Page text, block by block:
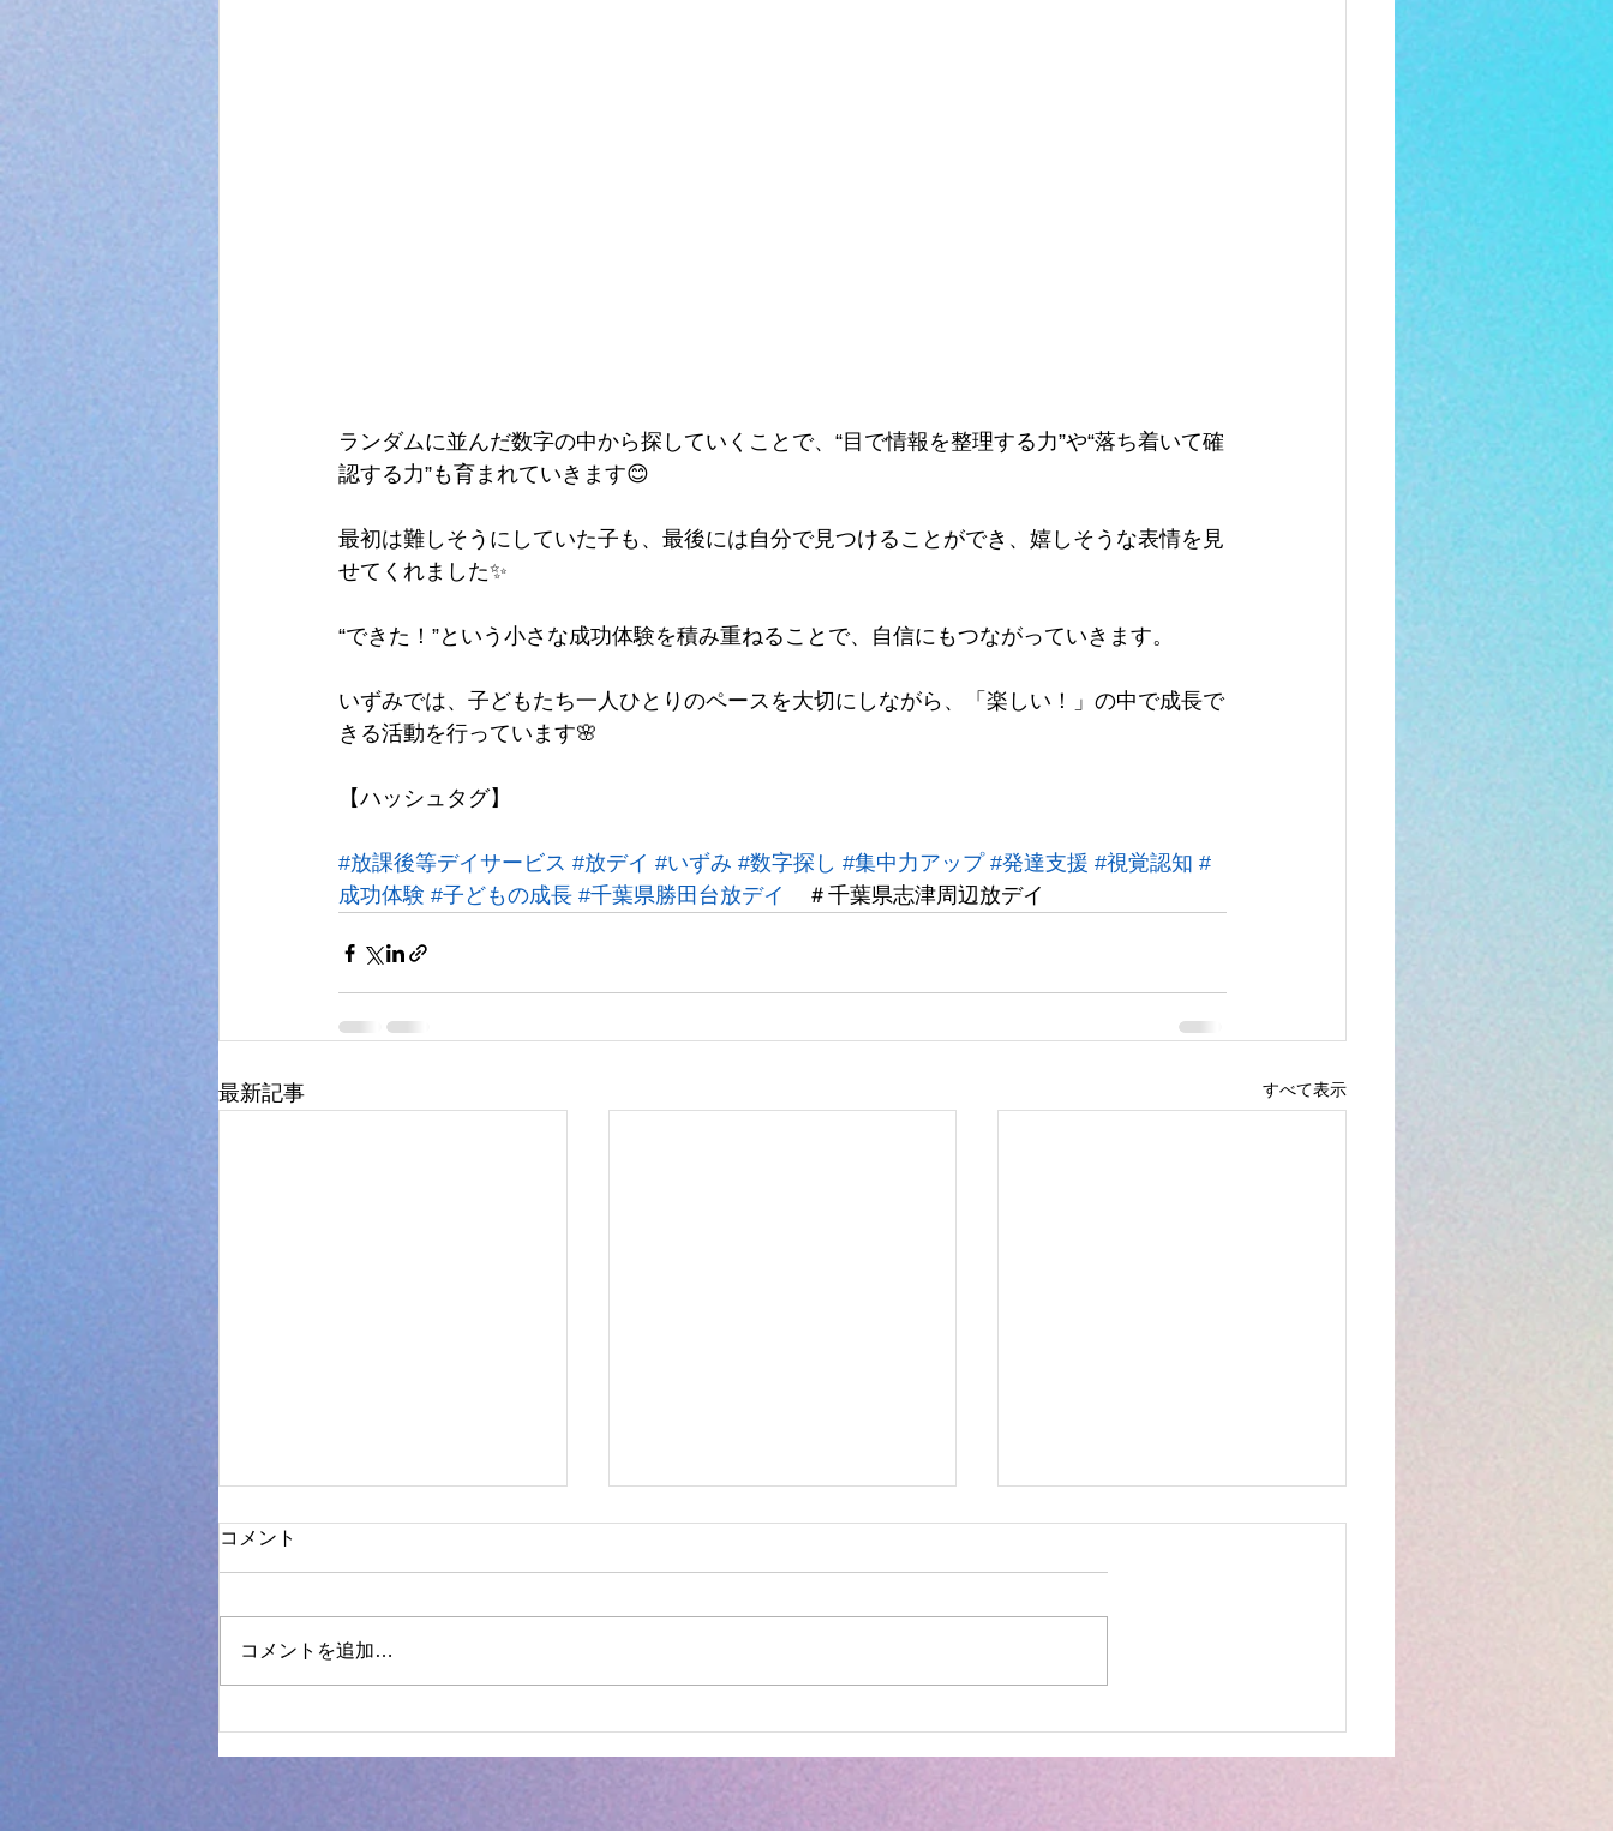
ランダムに並んだ数字の中から探していくことで、“目で情報を整理する力”や“落ち着いて確
認する力”も育まれていきます😊
最初は難しそうにしていた子も、最後には自分で見つけることができ、嬉しそうな表情を見
せてくれました✨
“できた！”という小さな成功体験を積み重ねることで、自信にもつながっていきます。
いずみでは、子どもたち一人ひとりのペースを大切にしながら、「楽しい！」の中で成長で
きる活動を行っています🌸
【ハッシュタグ】
#放課後等デイサービス #放デイ #いずみ #数字探し #集中力アップ #発達支援 #視覚認知 #
成功体験 #子どもの成長 #千葉県勝田台放デイ ＃千葉県志津周辺放デイ
最新記事 すべて表示
でペンギンを完成させよう！
合わせカードゲームで楽しく
記憶力アップ！
からスタート！ヨガを取り入
コメント
コメントを追加…